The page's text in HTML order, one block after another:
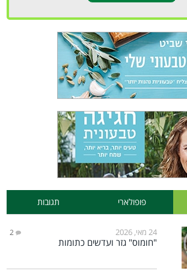
פופולארי תגובות
24 מאי, 2026 2
"חומוס" גזר ועדשים כתומות